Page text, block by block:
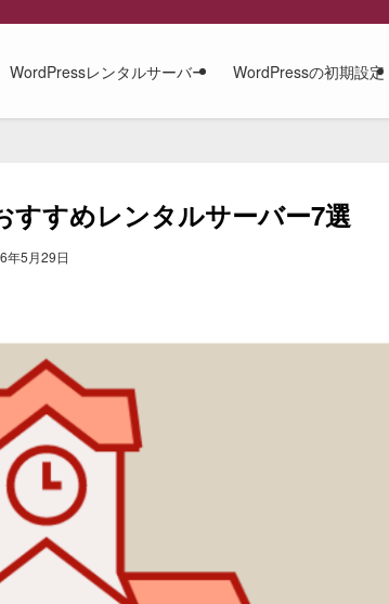
WordPressレンタルサーバー WordPressの初期設定
すすめレンタルサーバー7選
年5月29日